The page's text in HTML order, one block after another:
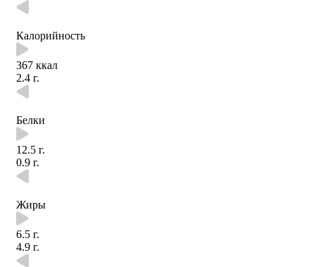
Калорийность
367 ккал
2.4 г.
Белки
12.5 г.
0.9 г.
Жиры
6.5 г.
4.9 г.